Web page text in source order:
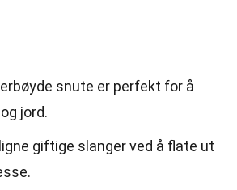
snute er perfekt for å
jord.
giftige slanger ved å flate ut